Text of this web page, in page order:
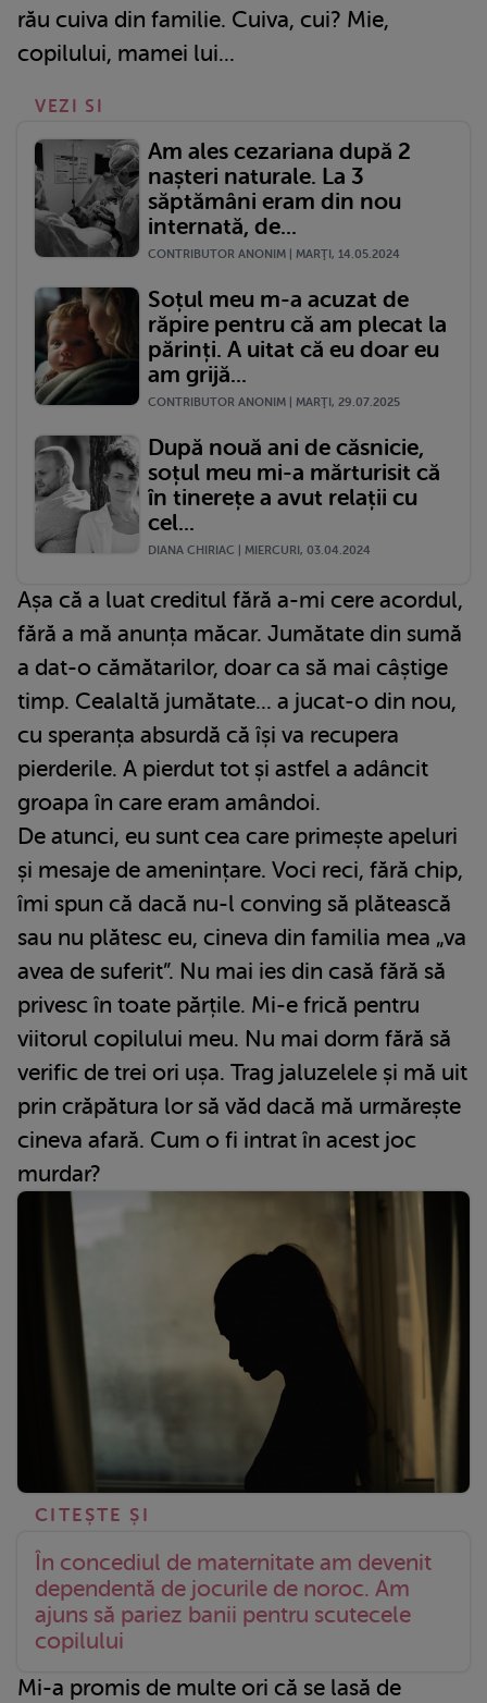
rău cuiva din familie. Cuiva, cui? Mie,
copilului, mamei lui...
VEZI SI
Am ales cezariana după 2
nașteri naturale. La 3
săptămâni eram din nou
internată, de...
CONTRIBUTOR ANONIM | MARŢI, 14.05.2024
Soțul meu m-a acuzat de
răpire pentru că am plecat la
părinți. A uitat că eu doar eu
am grijă...
CONTRIBUTOR ANONIM | MARŢI, 29.07.2025
După nouă ani de căsnicie,
soțul meu mi-a mărturisit că
în tinerețe a avut relații cu
cel...
DIANA CHIRIAC | MIERCURI, 03.04.2024
Așa că a luat creditul fără a-mi cere acordul,
fără a mă anunța măcar. Jumătate din sumă
a dat-o cămătarilor, doar ca să mai câștige
timp. Cealaltă jumătate... a jucat-o din nou,
cu speranța absurdă că își va recupera
pierderile. A pierdut tot și astfel a adâncit
groapa în care eram amândoi.
De atunci, eu sunt cea care primește apeluri
și mesaje de amenințare. Voci reci, fără chip,
îmi spun că dacă nu-l conving să plătească
sau nu plătesc eu, cineva din familia mea „va
avea de suferit”. Nu mai ies din casă fără să
privesc în toate părțile. Mi-e frică pentru
viitorul copilului meu. Nu mai dorm fără să
verific de trei ori ușa. Trag jaluzelele și mă uit
prin crăpătura lor să văd dacă mă urmărește
cineva afară. Cum o fi intrat în acest joc
murdar?
În concediul de maternitate am devenit
dependentă de jocurile de noroc. Am
ajuns să pariez banii pentru scutecele
copilului
Mi-a promis de multe ori că se lasă de